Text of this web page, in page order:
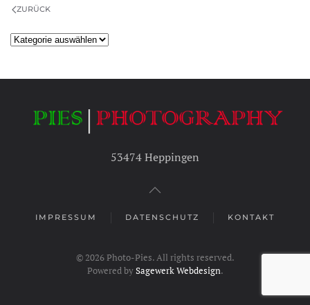
ZURÜCK
Kategorien
53474 Heppingen
IMPRESSUM DATENSCHUTZ KONTAKT
© 2026Photo-Pies. All rights reserved.
Powered bySagewerk Webdesign.